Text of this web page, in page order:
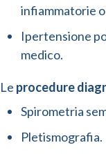
infiammatorie
Ipertensione
medico.
Le procedure
Spirometria
Pletismografia.